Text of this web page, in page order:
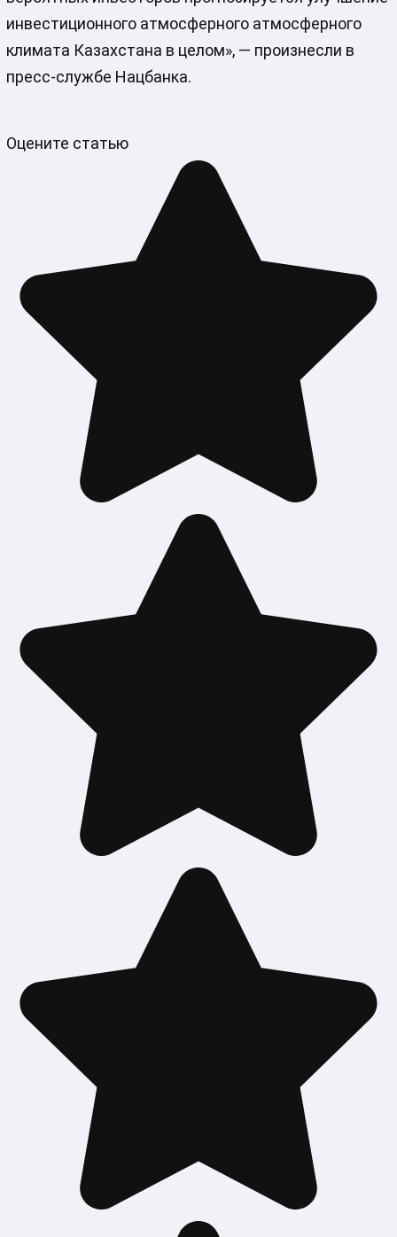
инвестиционного атмосферного атмосферного
климата Казахстана в целом», — произнесли в
пресс-службе Нацбанка.
Оцените статью